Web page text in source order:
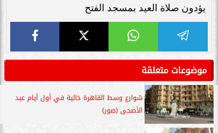
يؤدون صلاة العيد بمسجد الفتح
موضوعات متعلقة
شوارع وسط القاهرة خالية في أول أيام عيد
الأضحى (صور)